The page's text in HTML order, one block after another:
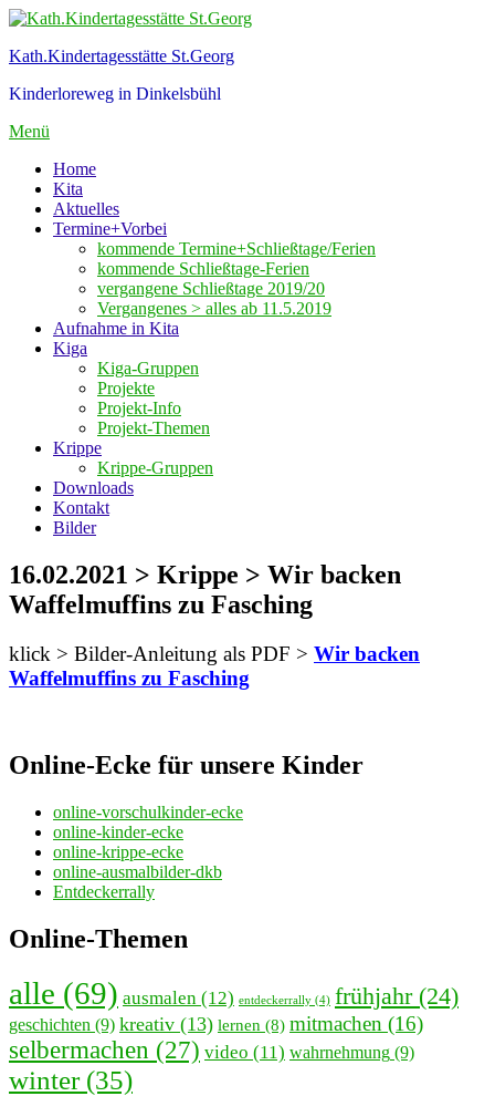
Zum
springen
Kath.Kindertagesstätte St.Georg
Kinderloreweg in Dinkelsbühl
Menü
Home
Kita
Aktuelles
Termine+Vorbei
kommende Termine+Schließtage/Ferien
kommende Schließtage-Ferien
vergangene Schließtage 2019/20
Vergangenes > alles ab 11.5.2019
Aufnahme in Kita
Kiga
Kiga-Gruppen
Projekte
Projekt-Info
Projekt-Themen
Krippe
Krippe-Gruppen
Downloads
Kontakt
Bilder
16.02.2021 > Krippe > Wir backen
Waffelmuffins zu Fasching
klick > Bilder-Anleitung als PDF > Wir backen
Waffelmuffins zu Fasching
Online-Ecke für unsere Kinder
online-vorschulkinder-ecke
online-kinder-ecke
online-krippe-ecke
online-ausmalbilder-dkb
Entdeckerrally
Online-Themen
alle (69) ausmalen (12) entdeckerrally (4) frühjahr(24)
geschichten (9) kreativ (13) lernen (8) mitmachen (16)
selbermachen (27) video (11) wahrnehmung (9)
winter(35)